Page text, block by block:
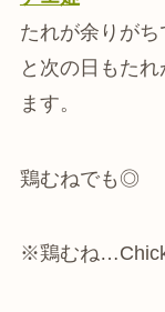
たれが余りが
と次の日もた
ます。
鶏むねでも◎
※鶏むね